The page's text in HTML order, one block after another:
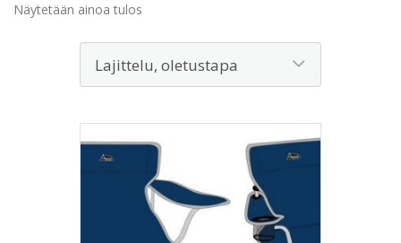
Näytetään ainoa tulos